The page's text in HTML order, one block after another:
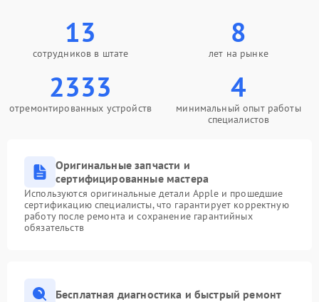
13
сотрудников в штате
8
лет на рынке
2333
отремонтированных устройств
4
минимальный опыт работы
специалистов
Оригинальные запчасти и
сертифицированные мастера
Используются оригинальные детали Apple и прошедшие
сертификацию специалисты, что гарантирует корректную
работу после ремонта и сохранение гарантийных
обязательств
Бесплатная диагностика и быстрый ремонт